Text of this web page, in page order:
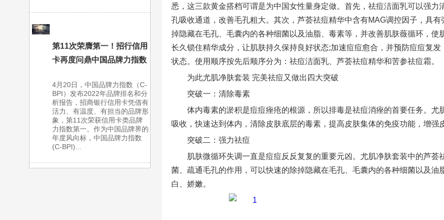
第11次荣膺第一！招行信用
卡再度问鼎中国品牌力指数
4月20日，中国品牌力指数（C-
BPI）发布2022年品牌排名和分
析报告，招商银行信用卡凭借有
活力、有温度、有担当的品牌形
象，第11次荣获信用卡类品牌
力指数第一。作为中国品牌界的
年度风向标，中国品牌力指数
(C-BPI)...
悉，这三款黄金搭档可谓是为中国女性量身定做。首先，祛痘洁面乳可以强
孔吸收通道，改善毛孔粗大。其次，芦荟祛痘精华中含有MAG调控因子，具
掉隐藏在毛孔、毛囊内的各种细菌以及油脂、毒素等，并改善肌肤薇循环，
长久锁住精华成分，让肌肤持久保持良好状态;加速痘痘愈合，并预防痘痘复
状态。使用顺序按先后顺序分为：祛痘洁面乳、芦荟祛痘精华和苦参祛痘霜。
为此尤肌净肤套装 完美祛痘又做出四大突破
突破一：清除毒素
体内毒素的淤积是痘痘痤疮的根源，所以排毒是祛痘消痤的首要任务。
吸收，快速达到体内，清除皮肤底层的毒素，提高皮肤集体的免疫功能，增强
突破二：强力祛痘
肌肤微循环失调一直是痘痘反反复复的重要元凶。尤肌净肤套装中的芦
菌、疏通毛孔的作用，可以快速的除掉隐藏在毛孔、毛囊内的各种细菌以及
白、娇嫩。